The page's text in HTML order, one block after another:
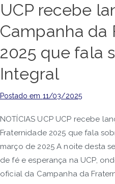
UCP recebe
Campanha da
2025 que fala
Integral
Postado em 11/03/2025
NOTÍCIAS UCP UCP recebe
Fraternidade 2025 que fala
março de 2025 A noite desta
de fé e esperança na UCP,
oficial da Campanha da